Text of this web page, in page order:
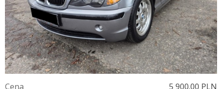
Cena
5 900.00 PLN